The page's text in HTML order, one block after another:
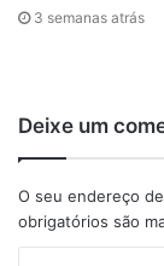
não apenas
incentivar
empresas, na
3 semanas atrás
Deixe um
O seu endereço
obrigatórios são